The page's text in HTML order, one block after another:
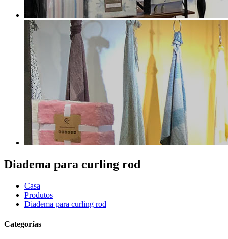
Diadema para curling rod
Casa
Produtos
Diadema para curling rod
Categorías